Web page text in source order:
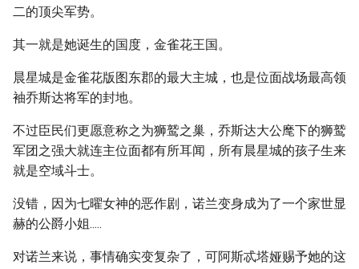
二的顶尖军势。
其一就是她诞生的国度，金雀花王国。
晨星城是金雀花版图东郡的最大主城，也是位面战场最高领
袖乔斯达将军的封地。
不过臣民们更愿意称之为狮鹫之巢，乔斯达大公麾下的狮鹫
军团之强大就连主位面都有所耳闻，所有晨星城的孩子生来
就是空域斗士。
没错，因为七曜女神的恶作剧，诺兰变身成为了一个家世显
赫的公爵小姐.....
对诺兰来说，事情确实变复杂了，可阿斯忒塔娅赐予她的这